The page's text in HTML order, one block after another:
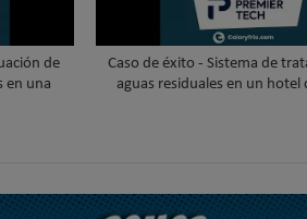
de
en una
Caso de éxito - Sistema de
aguas residuales en un hotel